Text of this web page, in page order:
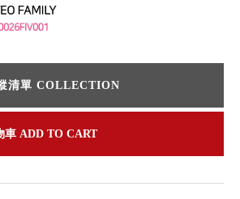
清單 COLLECTION
車 ADD TO CART